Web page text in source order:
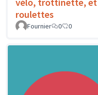
roulettes
Fournier 0 0